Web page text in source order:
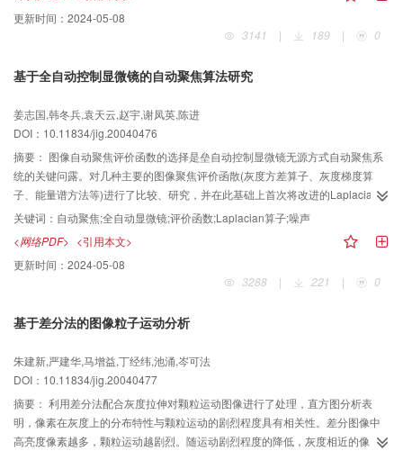
变换参数，从而获得一条最佳的灰度变换曲线，实现对图像进行全局增强处
理。实验结果表明，该算法在有效地提高红外图像整体对比度的同时，很好地
保留了图像中的细节部分信息。算法在视觉质量上优于传统的直方图均衡法、
更新时间： 2024-05-08
3141
| 189 | 0
基于全自动控制显微镜的自动聚焦算法研究
姜志国,韩冬兵,袁天云,赵宇,谢凤英,陈进
DOI：10.11834/jig.20040476
摘要： 图像自动聚焦评价函数的选择是垒自动控制显微镜无源方式自动聚焦系
统的关键问露。对几种主要的图像聚焦评价函散(灰度方差算子、灰度梯度算
子、能量谱方法等)进行了比较、研究，并在此基础上首次将改进的Laplacian算
子作为聚焦评价函数引人自动聚焦之中,同时为了消除噪声的影响，引入了步长
和阈值两个参数。实验结果表明，改进的LapIacian算子比其他评价函数更为准
确、稳定和可靠，该算法已成功应用于显微镜自动词焦系统中。
关键词： 自动聚焦;全自动显微镜;评价函数;Laplacian算子;噪声
<网络PDF> <引用本文>
更新时间： 2024-05-08
3288
| 221 | 0
基于差分法的图像粒子运动分析
朱建新,严建华,马增益,丁经纬,池涌,岑可法
DOI：10.11834/jig.20040477
摘要： 利用差分法配合灰度拉伸对颗粒运动图像进行了处理，直方图分析表
明，像素在灰度上的分布特性与颗粒运动的剧烈程度具有相关性。差分图像中
高亮度像素越多，颗粒运动越剧烈。随运动剧烈程度的降低，灰度相近的像